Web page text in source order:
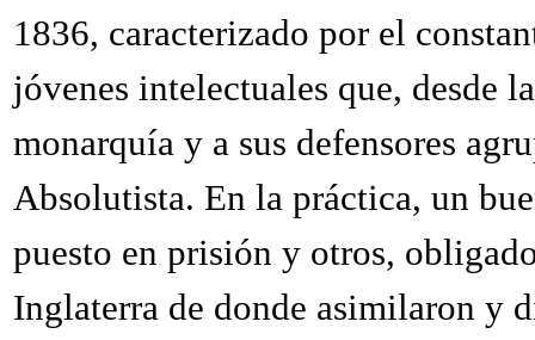
1836, caracterizado por el
jóvenes intelectuales que, desde
monarquía y a sus defensores
Absolutista. En la práctica, un
puesto en prisión y otros,
Inglaterra de donde asimilaron y